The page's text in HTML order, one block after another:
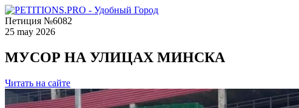
Петиция №6082
25 may 2026
МУСОР НА УЛИЦАХ МИНСКА
Читать на сайте